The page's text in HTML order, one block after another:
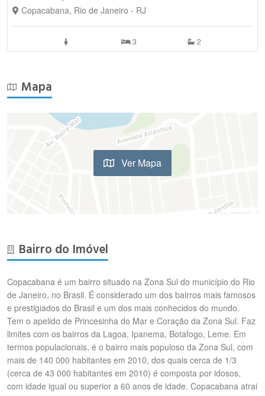
Copacabana, Rio de Janeiro - RJ
3 2
Mapa
Ver Mapa
Bairro do Imóvel
Copacabana é um bairro situado na Zona Sul do município do Rio
de Janeiro, no Brasil. É considerado um dos bairros mais famosos
e prestigiados do Brasil e um dos mais conhecidos do mundo.
Tem o apelido de Princesinha do Mar e Coração da Zona Sul. Faz
limites com os bairros da Lagoa, Ipanema, Botafogo, Leme. Em
termos populacionais, é o bairro mais populoso da Zona Sul, com
mais de 140 000 habitantes em 2010, dos quais cerca de 1/3
(cerca de 43 000 habitantes em 2010) é composta por idosos,
com idade igual ou superior a 60 anos de idade. Copacabana atrai